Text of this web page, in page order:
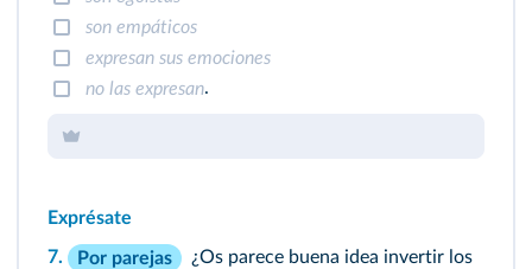
son empáticos
expresan sus emociones
no las expresan.
Exprésate
7. Por parejas
¿Os parece buena idea invertir los